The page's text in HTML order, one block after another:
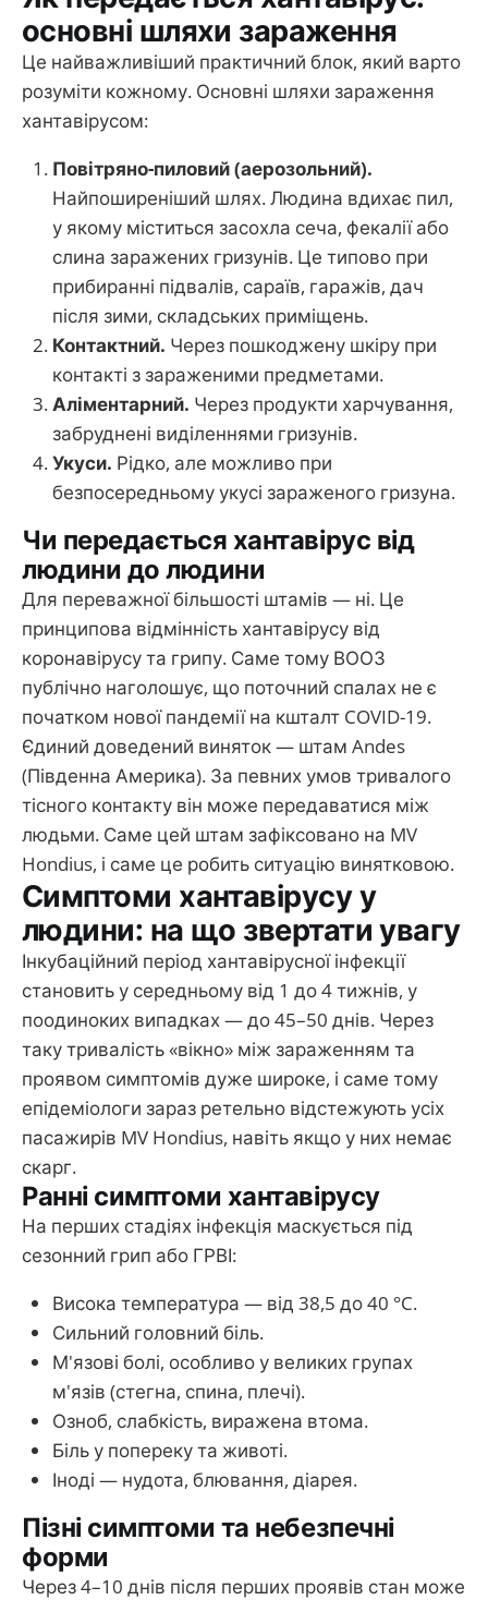
основні шляхи зараження
Це найважливіший практичний блок, який варто
розуміти кожному. Основні шляхи зараження
хантавірусом:
Повітряно-пиловий (аерозольний).
Найпоширеніший шлях. Людина вдихає пил,
у якому міститься засохла сеча, фекалії або
слина заражених гризунів. Це типово при
прибиранні підвалів, сараїв, гаражів, дач
після зими, складських приміщень.
Контактний. Через пошкоджену шкіру при
контакті з зараженими предметами.
Аліментарний. Через продукти харчування,
забруднені виділеннями гризунів.
Укуси. Рідко, але можливо при
безпосередньому укусі зараженого гризуна.
Чи передається хантавірус від
людини до людини
Для переважної більшості штамів — ні. Це
принципова відмінність хантавірусу від
коронавірусу та грипу. Саме тому ВООЗ
публічно наголошує, що поточний спалах не є
початком нової пандемії на кшталт COVID-19.
Єдиний доведений виняток — штам Andes
(Південна Америка). За певних умов тривалого
тісного контакту він може передаватися між
людьми. Саме цей штам зафіксовано на MV
Hondius, і саме це робить ситуацію винятковою.
Симптоми хантавірусу у
людини: на що звертати увагу
Інкубаційний період хантавірусної інфекції
становить у середньому від 1 до 4 тижнів, у
поодиноких випадках — до 45–50 днів. Через
таку тривалість «вікно» між зараженням та
проявом симптомів дуже широке, і саме тому
епідеміологи зараз ретельно відстежують усіх
пасажирів MV Hondius, навіть якщо у них немає
скарг.
Ранні симптоми хантавірусу
На перших стадіях інфекція маскується під
сезонний грип або ГРВІ:
Висока температура — від 38,5 до 40 °C.
Сильний головний біль.
М'язові болі, особливо у великих групах
м'язів (стегна, спина, плечі).
Озноб, слабкість, виражена втома.
Біль у попереку та животі.
Іноді — нудота, блювання, діарея.
Пізні симптоми та небезпечні
форми
Через 4–10 днів після перших проявів стан може